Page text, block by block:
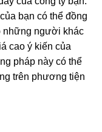
bạn có thể đồng
những người khác
cao ý kiến ​​của
pháp này có thể
trên phương tiện